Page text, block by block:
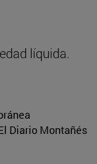
líquida.
Diario Montañés